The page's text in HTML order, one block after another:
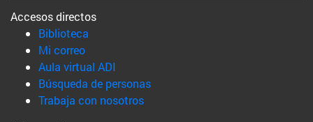
Accesos directos
Biblioteca
Mi correo(abre en nueva ventana)
Aula virtual ADI
Búsqueda de personas(abre en nueva ventana)
Trabaja con nosotros(abre en nueva ventana)